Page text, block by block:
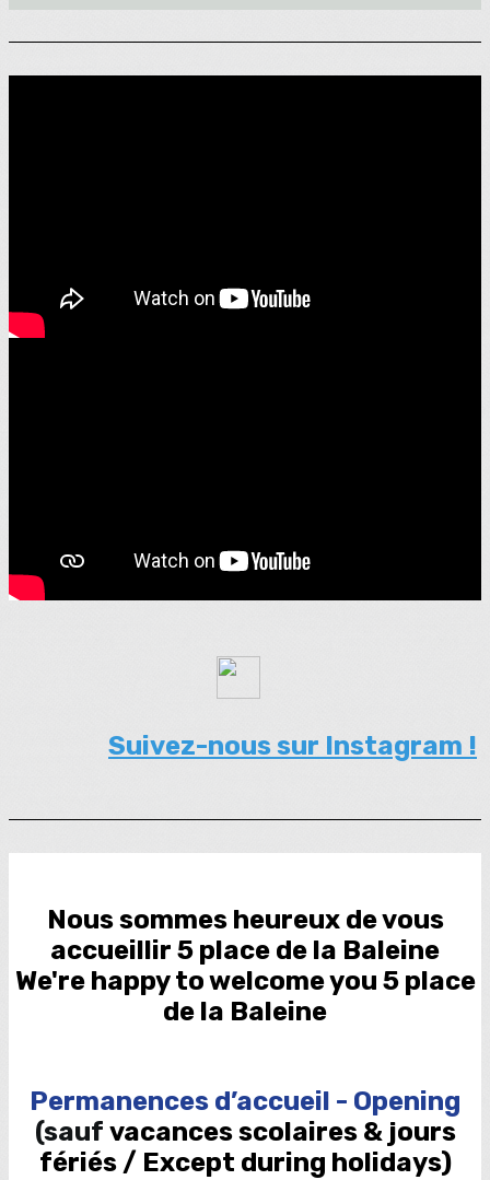
Suivez-nous sur Instagram !
Nous sommes heureux de vous
accueillir 5 place de la Baleine
We're happy to welcome you 5 place
de la Baleine
Permanences d’accueil - Opening
(sauf vacances scolaires & jours
fériés / Except during holidays)